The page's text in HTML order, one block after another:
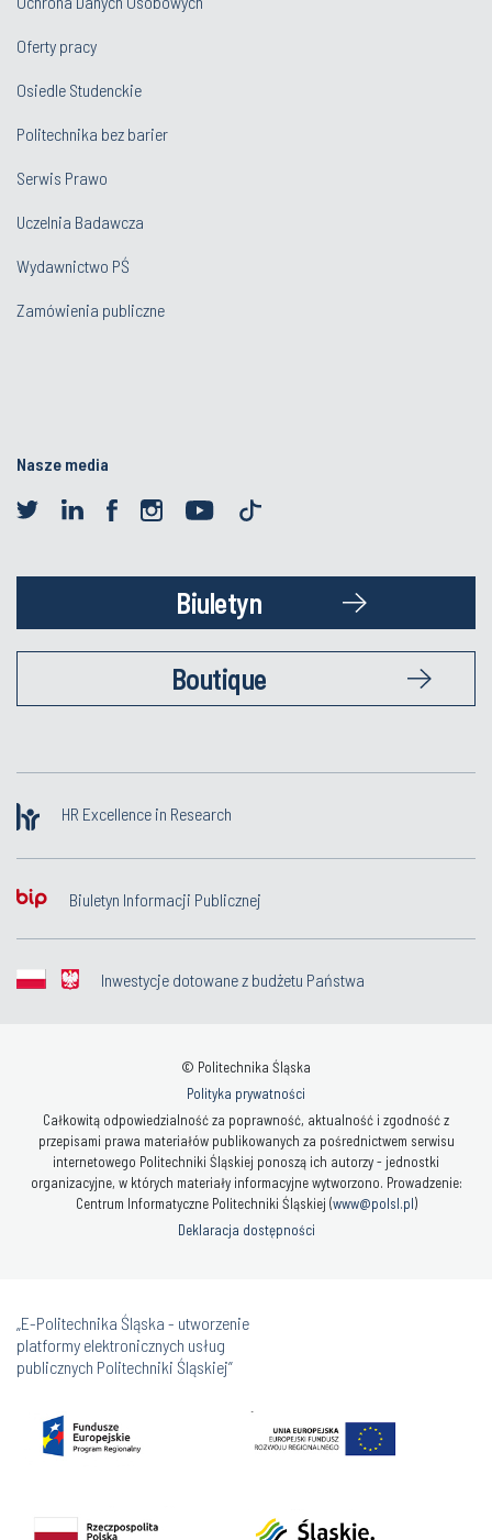
Oferty pracy
Osiedle Studenckie
Politechnika bez barier
Serwis Prawo
Uczelnia Badawcza
Wydawnictwo PŚ
Zamówienia publiczne
Nasze media
Biuletyn
Boutique
HR Excellence in Research
Biuletyn Informacji Publicznej
Inwestycje dotowane z budżetu Państwa
© Politechnika Śląska
Polityka prywatności
Całkowitą odpowiedzialność za poprawność, aktualność i zgodność z
przepisami prawa materiałów publikowanych za pośrednictwem serwisu
internetowego Politechniki Śląskiej ponoszą ich autorzy - jednostki
organizacyjne, w których materiały informacyjne wytworzono. Prowadzenie:
Centrum Informatyczne Politechniki Śląskiej (www@polsl.pl)
Deklaracja dostępności
„E-Politechnika Śląska - utworzenie
platformy elektronicznych usług
publicznych Politechniki Śląskiej”